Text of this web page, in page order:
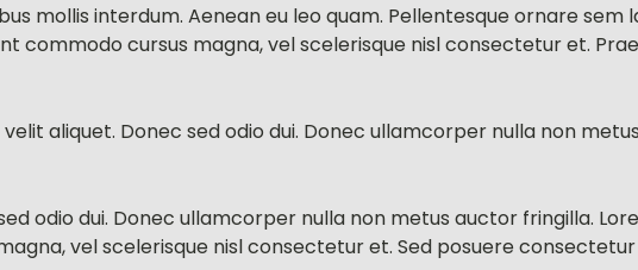
mollis interdum. Aenean eu leo quam. Pellentesque ornare sem
commodo cursus magna, vel scelerisque nisl consectetur et.
aliquet. Donec sed odio dui. Donec ullamcorper nulla non
odio dui. Donec ullamcorper nulla non metus auctor fringilla.
vel scelerisque nisl consectetur et. Sed posuere